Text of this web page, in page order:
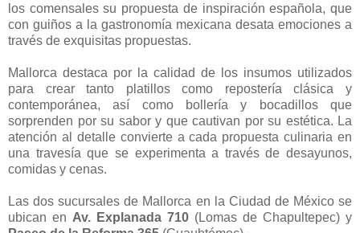
los comensales su propuesta de inspiración española, que
con guiños a la gastronomía mexicana desata emociones a
través de exquisitas propuestas.
Mallorca destaca por la calidad de los insumos utilizados
para crear tanto platillos como repostería clásica y
contemporánea, así como bollería y bocadillos que
sorprenden por su sabor y que cautivan por su estética. La
atención al detalle convierte a cada propuesta culinaria en
una travesía que se experimenta a través de desayunos,
comidas y cenas.
Las dos sucursales de Mallorca en la Ciudad de México se
ubican en Av. Explanada 710 (Lomas de Chapultepec) y